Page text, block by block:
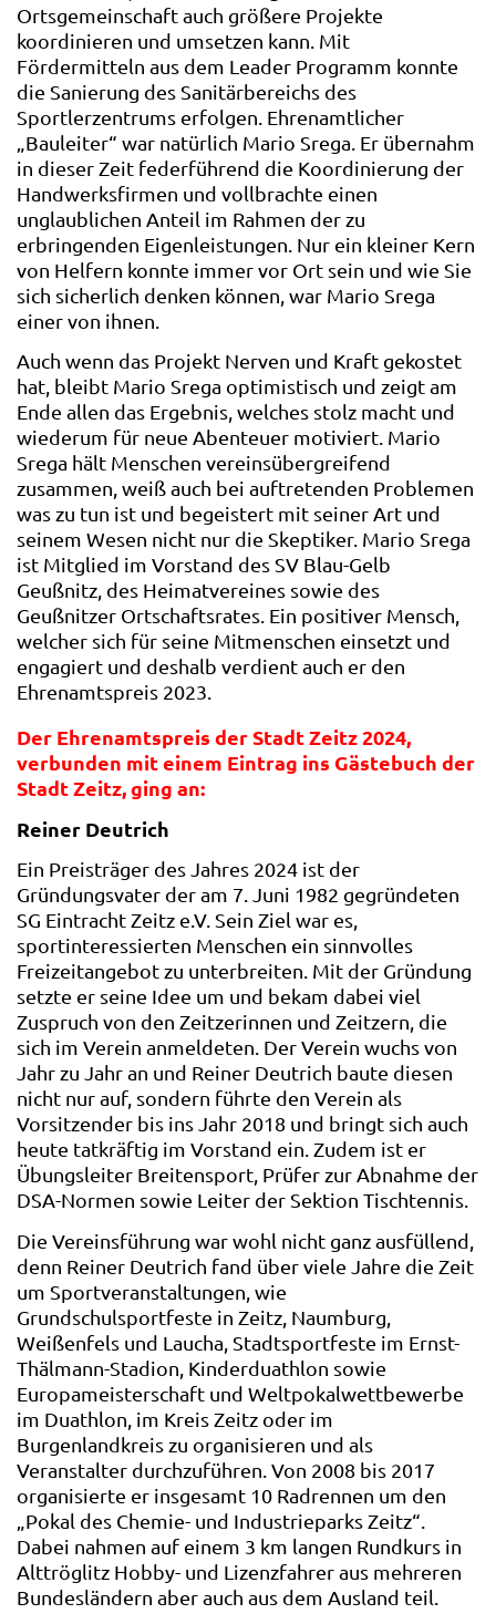
Ortsgemeinschaft auch größere Projekte
koordinieren und umsetzen kann. Mit
Fördermitteln aus dem Leader Programm konnte
die Sanierung des Sanitärbereichs des
Sportlerzentrums erfolgen. Ehrenamtlicher
„Bauleiter“ war natürlich Mario Srega. Er übernahm
in dieser Zeit federführend die Koordinierung der
Handwerksfirmen und vollbrachte einen
unglaublichen Anteil im Rahmen der zu
erbringenden Eigenleistungen. Nur ein kleiner Kern
von Helfern konnte immer vor Ort sein und wie Sie
sich sicherlich denken können, war Mario Srega
einer von ihnen.
Auch wenn das Projekt Nerven und Kraft gekostet
hat, bleibt Mario Srega optimistisch und zeigt am
Ende allen das Ergebnis, welches stolz macht und
wiederum für neue Abenteuer motiviert. Mario
Srega hält Menschen vereinsübergreifend
zusammen, weiß auch bei auftretenden Problemen
was zu tun ist und begeistert mit seiner Art und
seinem Wesen nicht nur die Skeptiker. Mario Srega
ist Mitglied im Vorstand des SV Blau-Gelb
Geußnitz, des Heimatvereines sowie des
Geußnitzer Ortschaftsrates. Ein positiver Mensch,
welcher sich für seine Mitmenschen einsetzt und
engagiert und deshalb verdient auch er den
Ehrenamtspreis 2023.
Der Ehrenamtspreis der Stadt Zeitz 2024,
verbunden mit einem Eintrag ins Gästebuch der
Stadt Zeitz, ging an:
Reiner Deutrich
Ein Preisträger des Jahres 2024 ist der
Gründungsvater der am 7. Juni 1982 gegründeten
SG Eintracht Zeitz e.V. Sein Ziel war es,
sportinteressierten Menschen ein sinnvolles
Freizeitangebot zu unterbreiten. Mit der Gründung
setzte er seine Idee um und bekam dabei viel
Zuspruch von den Zeitzerinnen und Zeitzern, die
sich im Verein anmeldeten. Der Verein wuchs von
Jahr zu Jahr an und Reiner Deutrich baute diesen
nicht nur auf, sondern führte den Verein als
Vorsitzender bis ins Jahr 2018 und bringt sich auch
heute tatkräftig im Vorstand ein. Zudem ist er
Übungsleiter Breitensport, Prüfer zur Abnahme der
DSA-Normen sowie Leiter der Sektion Tischtennis.
Die Vereinsführung war wohl nicht ganz ausfüllend,
denn Reiner Deutrich fand über viele Jahre die Zeit
um Sportveranstaltungen, wie
Grundschulsportfeste in Zeitz, Naumburg,
Weißenfels und Laucha, Stadtsportfeste im Ernst-
Thälmann-Stadion, Kinderduathlon sowie
Europameisterschaft und Weltpokalwettbewerbe
im Duathlon, im Kreis Zeitz oder im
Burgenlandkreis zu organisieren und als
Veranstalter durchzuführen. Von 2008 bis 2017
organisierte er insgesamt 10 Radrennen um den
„Pokal des Chemie- und Industrieparks Zeitz“.
Dabei nahmen auf einem 3 km langen Rundkurs in
Alttröglitz Hobby- und Lizenzfahrer aus mehreren
Bundesländern aber auch aus dem Ausland teil.